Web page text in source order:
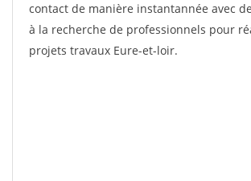
contact de manière instantannée avec
à la recherche de professionnels pour
projets travaux Eure-et-loir.